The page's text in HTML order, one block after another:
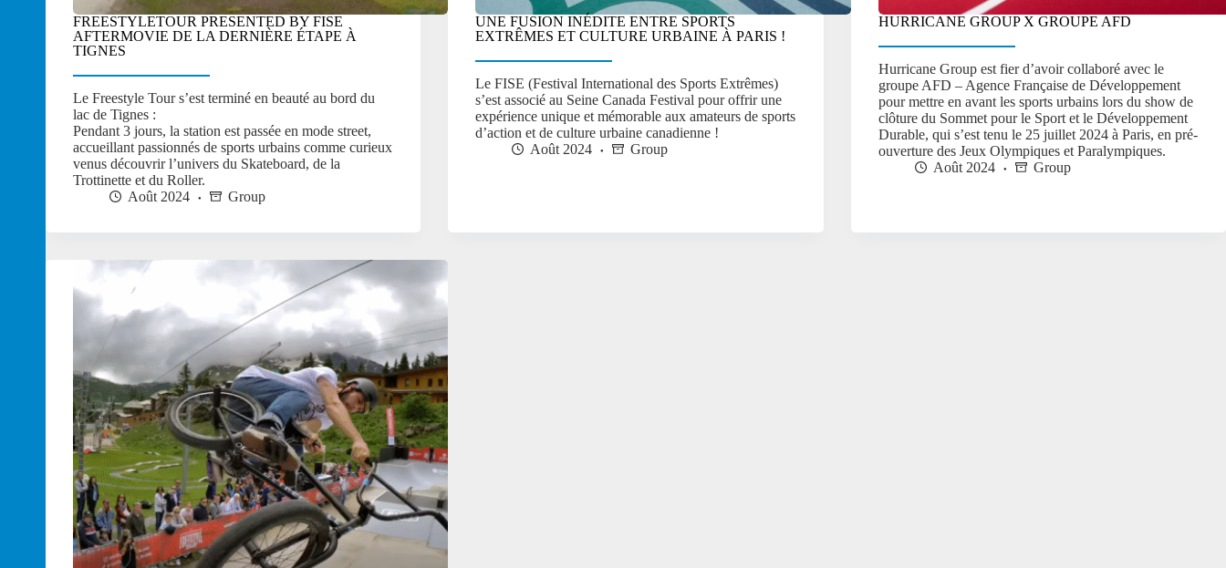
FREESTYLETOUR PRESENTED BY FISE
AFTERMOVIE DE LA DERNIÈRE ÉTAPE À
TIGNES
Le Freestyle Tour s’est terminé en beauté au bord du
lac de Tignes :
Pendant 3 jours, la station est passée en mode street,
accueillant passionnés de sports urbains comme curieux
venus découvrir l’univers du Skateboard, de la
Trottinette et du Roller.
Août 2024
Group
UNE FUSION INÉDITE ENTRE SPORTS
EXTRÊMES ET CULTURE URBAINE À PARIS !
Le FISE (Festival International des Sports Extrêmes)
s’est associé au Seine Canada Festival pour offrir une
expérience unique et mémorable aux amateurs de sports
d’action et de culture urbaine canadienne !
Août 2024
Group
HURRICANE GROUP X GROUPE AFD
Hurricane Group est fier d’avoir collaboré avec le
groupe AFD – Agence Française de Développement
pour mettre en avant les sports urbains lors du show de
clôture du Sommet pour le Sport et le Développement
Durable, qui s’est tenu le 25 juillet 2024 à Paris, en pré-
ouverture des Jeux Olympiques et Paralympiques.
Août 2024
Group